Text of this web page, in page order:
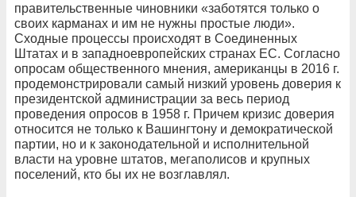
правительственные чиновники «заботятся только о
своих карманах и им не нужны простые люди».
Сходные процессы происходят в Соединенных
Штатах и в западноевропейских странах ЕС. Согласно
опросам общественного мнения, американцы в 2016 г.
продемонстрировали самый низкий уровень доверия к
президентской администрации за весь период
проведения опросов в 1958 г. Причем кризис доверия
относится не только к Вашингтону и демократической
партии, но и к законодательной и исполнительной
власти на уровне штатов, мегаполисов и крупных
поселений, кто бы их не возглавлял.